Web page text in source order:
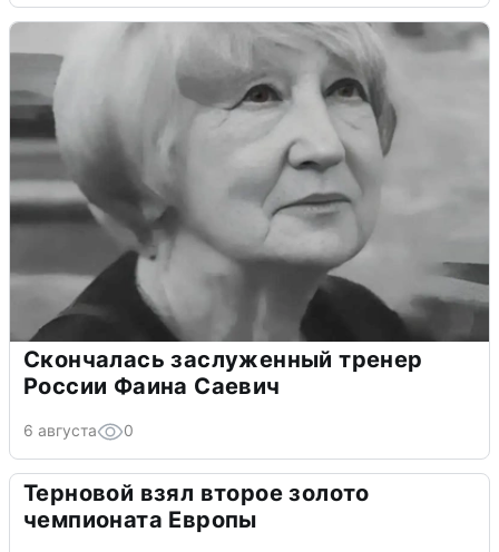
Скончалась заслуженный тренер
России Фаина Саевич
6 августа 0
Терновой взял второе золото
чемпионата Европы